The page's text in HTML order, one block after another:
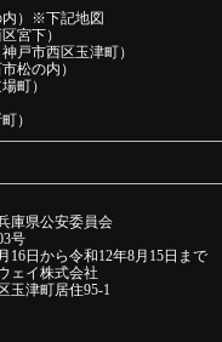
内）※下記地図
宮下）
戸市西区玉津町）
松の内）
町）
）
庫県公安委員会
号
から令和12年8月15日まで
ェイ株式会社
町居住95-1